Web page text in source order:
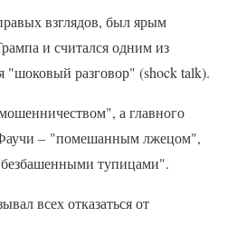
взглядов, был ярым
и считался одним из
"шоковый разговор" (shock talk).
а главного
– "помешанным лжецом",
тупицами".
всех отказаться от